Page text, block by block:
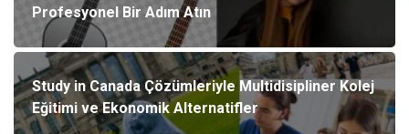
Profesyonel Bir Adım Atın
Study in Canada Çözümleriyle Multidisipliner Kolej
Eğitimi ve Ekonomik Alternatifler